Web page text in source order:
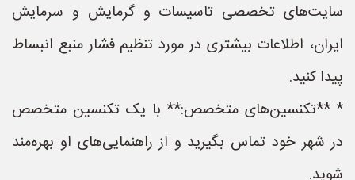
سایت‌های تخصصی تاسیسات و گرمایش و سرمایش
ایران، اطلاعات بیشتری در مورد تنظیم فشار منبع انبساط
پیدا کنید.
* **تکنسین‌های متخصص:** با یک تکنسین متخصص
در شهر خود تماس بگیرید و از راهنمایی‌های او بهره‌مند
شوید.